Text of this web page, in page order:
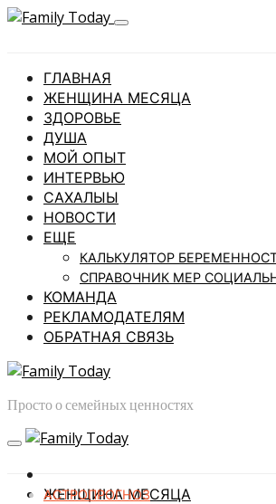
ГЛАВНАЯ
ЖЕНЩИНА МЕСЯЦА
ЗДОРОВЬЕ
ДУША
МОЙ ОПЫТ
ИНТЕРВЬЮ
САХАЛЫЫ
НОВОСТИ
ЕЩЕ
КАЛЬКУЛЯТОР
СПРАВОЧНИК МЕР
КОМАНДА
РЕКЛАМОДАТЕЛЯМ
ОБРАТНАЯ СВЯЗЬ
Просто о семейных ценностях
ЖЕНЩИНА МЕСЯЦА
АСТРОПРОГНОЗ